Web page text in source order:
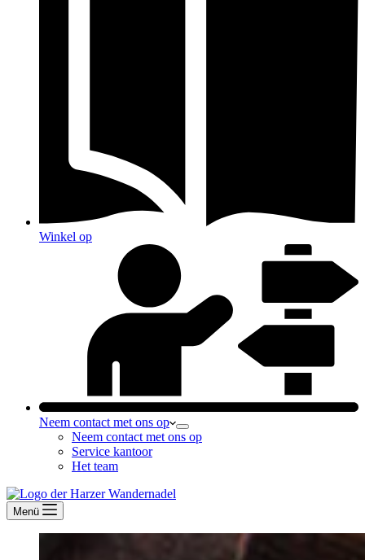
Winkel op
Neem contact met ons op
Neem contact met ons op
Service kantoor
Het team
Menü